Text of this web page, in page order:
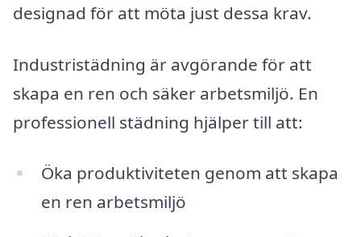
designad för att möta just dessa krav.
Industristädning är avgörande för att
skapa en ren och säker arbetsmiljö. En
professionell städning hjälper till att:
Öka produktiviteten genom att skapa
en ren arbetsmiljö